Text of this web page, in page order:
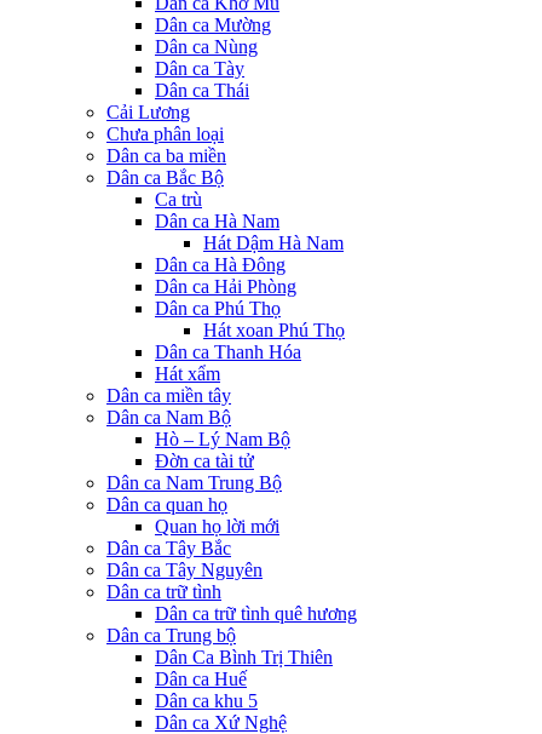
Dân ca Mường
Dân ca Nùng
Dân ca Tày
Dân ca Thái
Cải Lương
Chưa phân loại
Dân ca ba miền
Dân ca Bắc Bộ
Ca trù
Dân ca Hà Nam
Hát Dậm Hà Nam
Dân ca Hà Đông
Dân ca Hải Phòng
Dân ca Phú Thọ
Hát xoan Phú Thọ
Dân ca Thanh Hóa
Hát xẩm
Dân ca miền tây
Dân ca Nam Bộ
Hò – Lý Nam Bộ
Đờn ca tài tử
Dân ca Nam Trung Bộ
Dân ca quan họ
Quan họ lời mới
Dân ca Tây Bắc
Dân ca Tây Nguyên
Dân ca trữ tình
Dân ca trữ tình quê hương
Dân ca Trung bộ
Dân Ca Bình Trị Thiên
Dân ca Huế
Dân ca khu 5
Dân ca Xứ Nghệ